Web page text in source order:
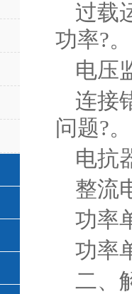
过载
功率?。
电压
连接
问题?。
电抗
整流
功率
功率
二、